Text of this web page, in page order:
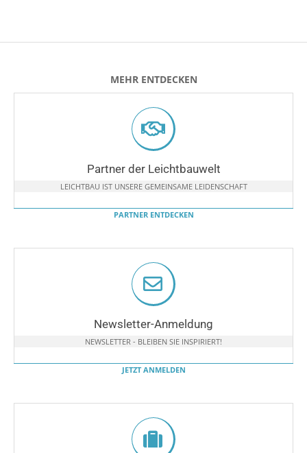
MEHR ENTDECKEN
Partner der Leichtbauwelt
LEICHTBAU IST UNSERE GEMEINSAME LEIDENSCHAFT
PARTNER ENTDECKEN
Newsletter-Anmeldung
NEWSLETTER - BLEIBEN SIE INSPIRIERT!
JETZT ANMELDEN